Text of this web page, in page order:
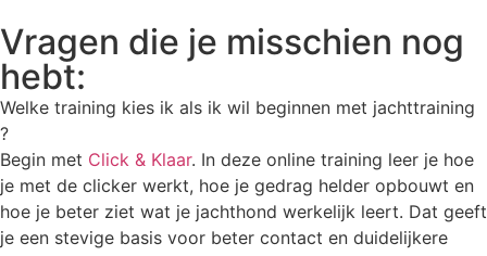
Vragen die je misschien nog
hebt:
Welke training kies ik als ik wil beginnen met jachttraining
?
Begin met Click & Klaar. In deze online training leer je hoe
je met de clicker werkt, hoe je gedrag helder opbouwt en
hoe je beter ziet wat je jachthond werkelijk leert. Dat geeft
je een stevige basis voor beter contact en duidelijkere